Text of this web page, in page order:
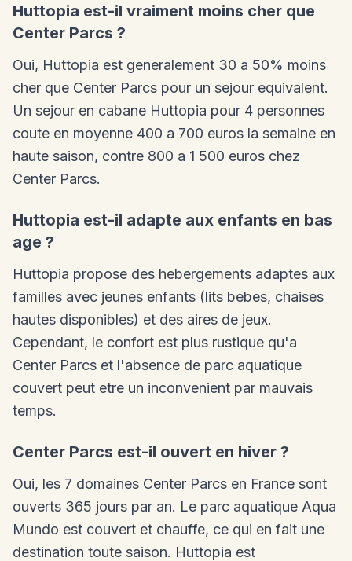
Huttopia est-il vraiment moins cher que
Center Parcs ?
Oui, Huttopia est generalement 30 a 50% moins
cher que Center Parcs pour un sejour equivalent.
Un sejour en cabane Huttopia pour 4 personnes
coute en moyenne 400 a 700 euros la semaine en
haute saison, contre 800 a 1 500 euros chez
Center Parcs.
Huttopia est-il adapte aux enfants en bas
age ?
Huttopia propose des hebergements adaptes aux
familles avec jeunes enfants (lits bebes, chaises
hautes disponibles) et des aires de jeux.
Cependant, le confort est plus rustique qu'a
Center Parcs et l'absence de parc aquatique
couvert peut etre un inconvenient par mauvais
temps.
Center Parcs est-il ouvert en hiver ?
Oui, les 7 domaines Center Parcs en France sont
ouverts 365 jours par an. Le parc aquatique Aqua
Mundo est couvert et chauffe, ce qui en fait une
destination toute saison. Huttopia est